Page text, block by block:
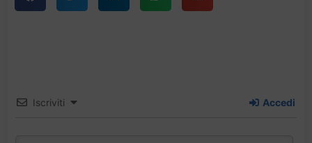
Iscriviti Accedi